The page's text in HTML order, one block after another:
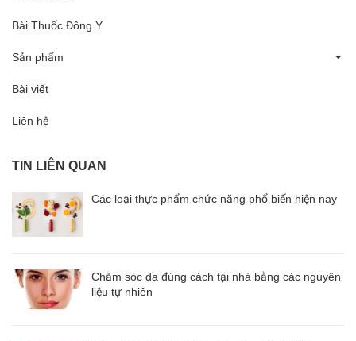
Bài Thuốc Đông Y
Sản phẩm
Bài viết
Liên hệ
TIN LIÊN QUAN
Các loại thực phẩm chức năng phổ biến hiện nay
Chăm sóc da đúng cách tại nhà bằng các nguyên
liệu tự nhiên